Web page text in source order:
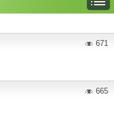
671
665